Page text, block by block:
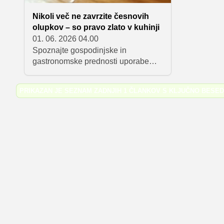
Nikoli več ne zavrzite česnovih
olupkov – so pravo zlato v kuhinji
01. 06. 2026 04.00
Spoznajte gospodinjske in
gastronomske prednosti uporabe
lahko s pravilno tehniko ekstrakcije
arom obogatite svoje jedi s
PRIKAZAN JE SEZNAM ZADNJIH 1 ČLANKOV S KLJUČNO